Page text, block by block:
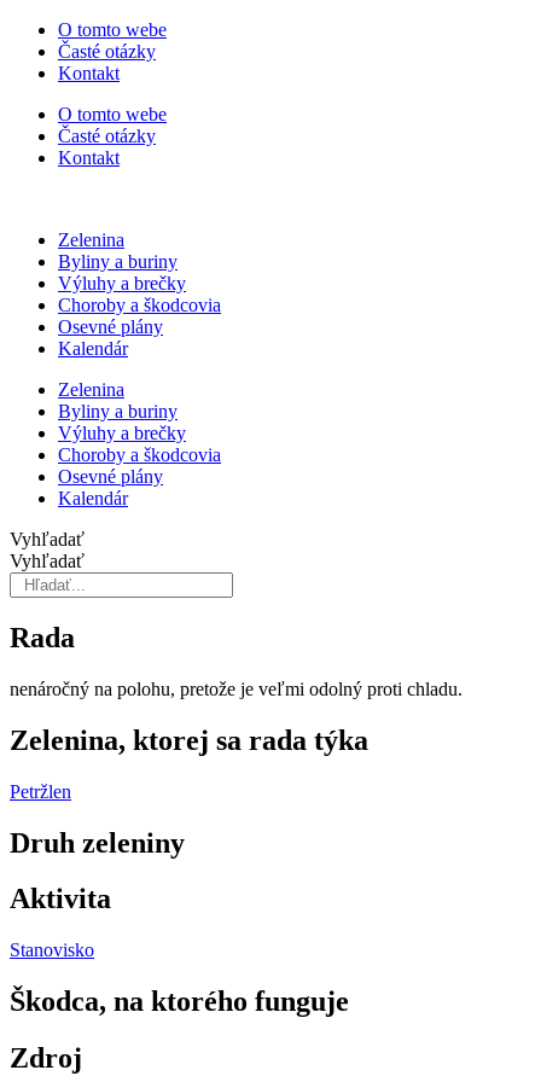
Preskočiť
obsah
O tomto webe
Časté otázky
Kontakt
O tomto webe
Časté otázky
Kontakt
Zelenina
Byliny a buriny
Výluhy a brečky
Choroby a škodcovia
Osevné plány
Kalendár
Zelenina
Byliny a buriny
Výluhy a brečky
Choroby a škodcovia
Osevné plány
Kalendár
Vyhľadať
Vyhľadať
Rada
nenáročný na polohu, pretože je veľmi odolný proti chladu.
Zelenina, ktorej sa rada týka
Petržlen
Druh zeleniny
Aktivita
Stanovisko
Škodca, na ktorého funguje
Zdroj